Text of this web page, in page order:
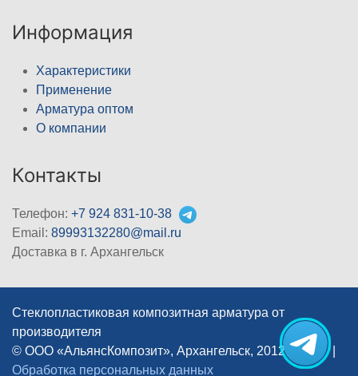
Информация
Характеристики
Применение
Арматура оптом
О компании
Контакты
Телефон: +7 924 831-10-38
Email: 89993132280@mail.ru
Доставка в г. Архангельск
Стеклопластиковая композитная арматура от
производителя
© ООО «АльянсКомпозит», Архангельск, 2012–2026
Обработка персональных данных